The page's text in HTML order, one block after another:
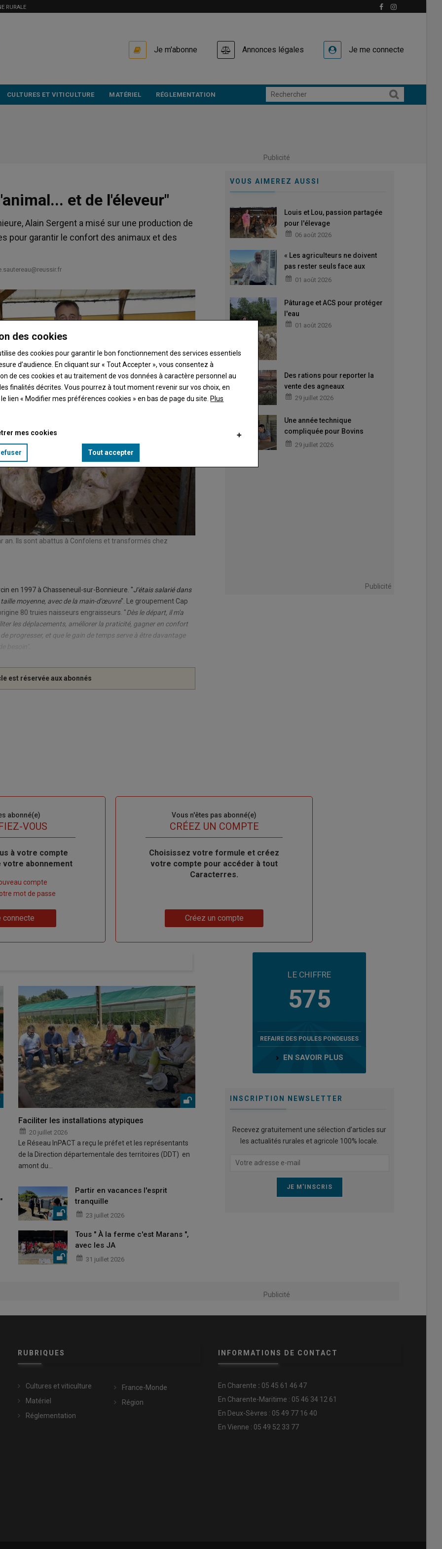
RURALE
Je m'abonne Annonces légales Je me connecte
CULTURES ET VITICULTURE MATÉRIEL RÉGLEMENTATION
Publicité
et de l'éleveur"
Alain Sergent a misé sur une production de
pour garantir le confort des animaux et des
an. Ils sont abattus à Confolens et transformés chez
en 1997 à Chasseneuil-sur-Bonnieure. "J'étais salarié dans
moyenne, avec de la main-d'œuvre". Le groupement Cap
80 truies naisseurs engraisseurs. "Dès le départ, il m'a
les déplacements, améliorer la praticité, gagner en confort
progresser, et que le gain de temps serve à être davantage
VOUS AIMEREZ AUSSI
Louis et Lou, passion partagée
pour l'élevage
06 août 2026
« Les agriculteurs ne doivent
pas rester seuls face aux
difficultés »
01 août 2026
Pâturage et ACS pour protéger
l'eau
01 août 2026
Des rations pour reporter la
vente des agneaux
29 juillet 2026
Une année technique
compliquée pour Bovins
Croissance
29 juillet 2026
Publicité
abonné(e)
VOUS
à votre compte
abonnement
compte
mot de passe
connecte
Vous n'êtes pas abonné(e)
TITRECRÉEZ UN COMPTE
Body
Choisissez votre formule et créez
votre compte pour accéder à tout
Caracterres.
Créez un compte
Faciliter les installations atypiques
20 juillet 2026
Le Réseau InPACT a reçu le préfet et les représentants
de la Direction départementale des territoires (DDT) en
amont du…
Partir en vacances l'esprit
tranquille
23 juillet 2026
Tous " À la ferme c'est Marans ",
avec les JA
31 juillet 2026
LE CHIFFRE
575
REFAIRE DES POULES PONDEUSES
EN SAVOIR PLUS
INSCRIPTION NEWSLETTER
Recevez gratuitement une sélection d’articles sur
les actualités rurales et agricole 100% locale.
Publicité
RUBRIQUES
Cultures et viticulture
Matériel
Réglementation
France-Monde
Région
INFORMATIONS DE CONTACT
En Charente : 05 45 61 46 47
En Charente-Maritime : 05 46 34 12 61
En Deux-Sèvres : 05 49 77 16 40
En Vienne : 05 49 52 33 77
des cookies
des cookies pour garantir le bon fonctionnement des services essentiels
d’audience. En cliquant sur « Tout Accepter », vous consentez à
de ces cookies et au traitement de vos données à caractère personnel au
finalités décrites. Vous pourrez à tout moment revenir sur vos choix, en
lien « Modifier mes préférences cookies » en bas de page du site.Plus
mes cookies
Tout accepter